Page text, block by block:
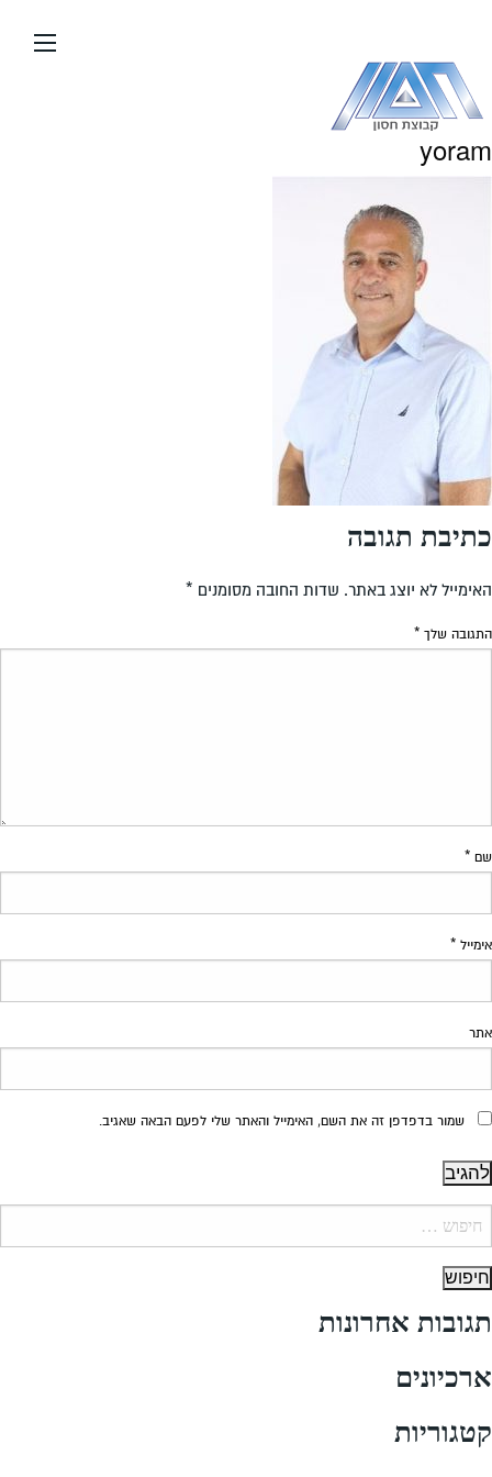
העמוד
yoram
כתיבת תגובה
האימייל לא יוצג באתר. שדות החובה מסומנים *
התגובה שלך *
שם *
אימייל *
אתר
שמור בדפדפן זה את השם, האימייל והאתר שלי לפעם הבאה שאגיב.
תגובות אחרונות
ארכיונים
קטגוריות